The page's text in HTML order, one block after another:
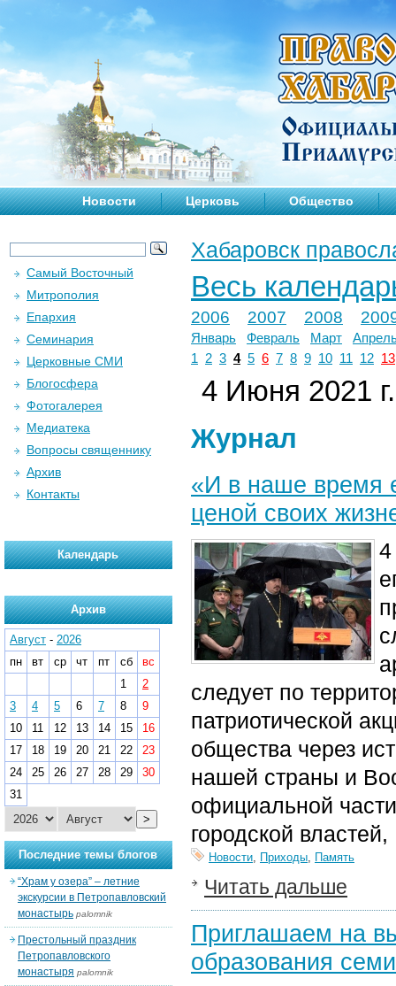
Новости Церковь Общество
Хабаровск
Весь
2006 2007 2008
Январь Февраль Март
1
2 3 4 5 6 7 8 9 10 11 12 13
4 Июня 2021 г.
Журнал
«И в наше время
ценой своих
4
следует по
патриотической
общества через
нашей страны и
официальной
городской
Новости, Приходы, Память
Читать дальше
Приглашаем на
образования
Самый Восточный
Митрополия
Епархия
Семинария
Церковные СМИ
Блогосфера
Фотогалерея
Медиатека
Вопросы священнику
Архив
Контакты
Календарь
Архив
Август - 2026
пн
вт ср чт пт сб
вс
1
2
3
4 5 6 7 8
9
10
11 12 13 14 15
16
17
18 19 20 21 22
23
24
25 26 27 28 29
30
31
>
Последние темы блогов
“Храм у озера” – летние
экскурсии в Петропавловский
монастырь palomnik
Престольный праздник
Петропавловского
монастыря palomnik